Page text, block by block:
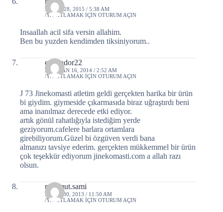
MAYIS 28, 2015 / 5:38 AM
YANITLAMAK IÇIN OTURUM AÇIN
Insaallah acil sifa versin allahim.
Ben bu yuzden kendimden tiksiniyorum..
emarador22
HAZIRAN 16, 2014 / 2:52 AM
YANITLAMAK IÇIN OTURUM AÇIN
J 73 Jinekomasti atletim geldi gerçekten harika bir ürün
bi giydim. giymeside çıkarmasıda biraz uğraştırdı beni
ama inanılmaz derecede etki ediyor.
artık gönül rahatlığıyla istediğim yerde
geziyorum.cafelere barlara ortamlara
girebiliyorum.Güzel bi özgüven verdi bana
almanızı tavsiye ederim. gerçekten mükkemmel bir ürün
çok teşekkür ediyorum jinekomasti.com a allah razı
olsun.
mahmut.sami
NISAN 30, 2013 / 11:50 AM
YANITLAMAK IÇIN OTURUM AÇIN